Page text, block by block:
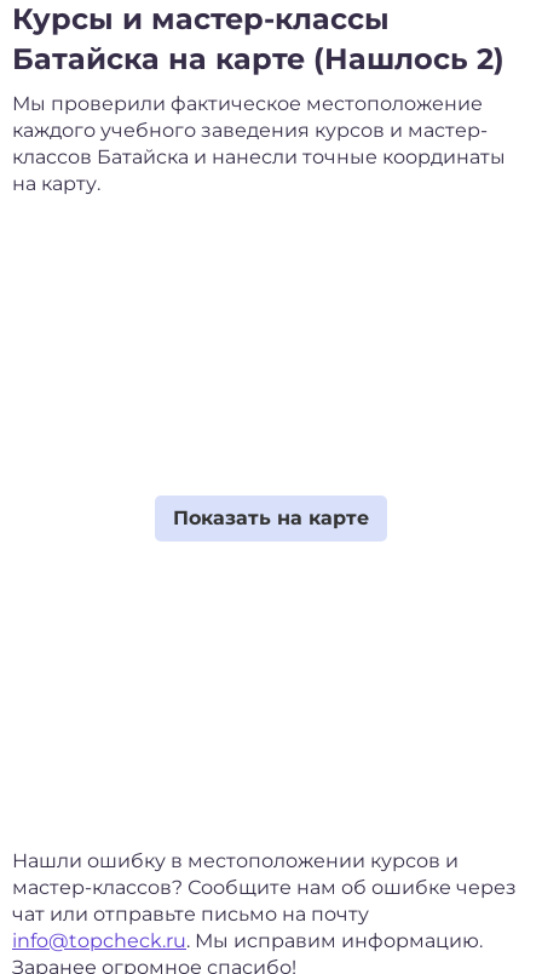
Курсы и мастер-классы
Батайска на карте (Нашлось 2)
Мы проверили фактическое местоположение
каждого учебного заведения курсов и мастер-
классов Батайска и нанесли точные координаты
на карту.
Нашли ошибку в местоположении курсов и
мастер-классов? Сообщите нам об ошибке через
чат или отправьте письмо на почту
info@topcheck.ru. Мы исправим информацию.
Заранее огромное спасибо!